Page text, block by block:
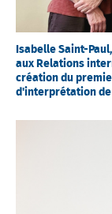
Isabelle Saint-
aux Relations
création du
d'interprétation de